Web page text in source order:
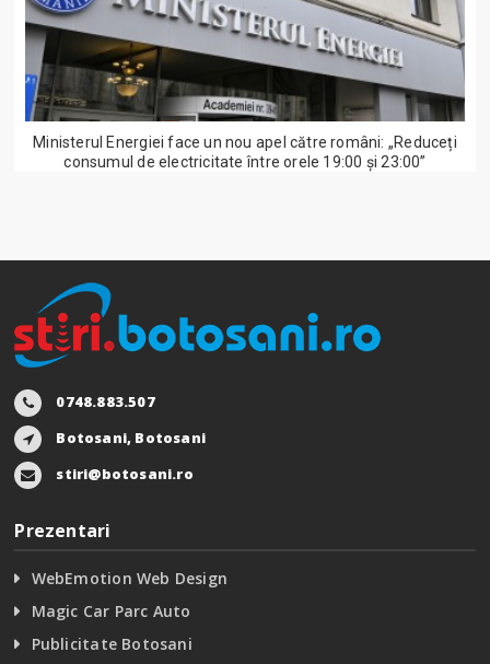
Ministerul Energiei face un nou apel către români: „Reduceți
consumul de electricitate între orele 19:00 și 23:00”
0748.883.507
Botosani, Botosani
stiri@botosani.ro
Prezentari
WebEmotion Web Design
Magic Car Parc Auto
Publicitate Botosani